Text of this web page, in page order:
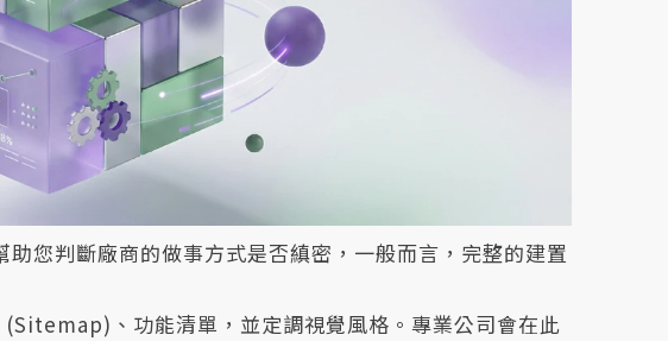
您判斷廠商的做事方式是否縝密，一般而言，完整的建置
、功能清單，並定調視覺風格。專業公司會在此